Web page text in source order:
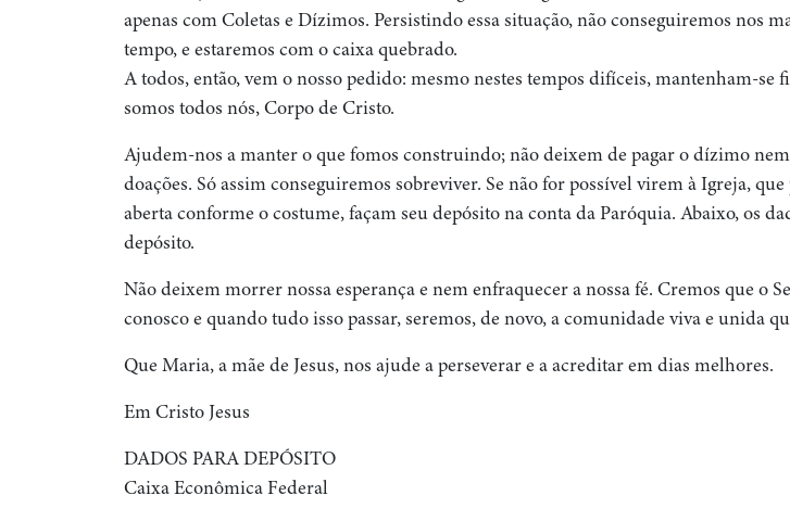
apenas com Coletas e Dízimos. Persistindo essa situação, não conseguiremos nos
tempo, e estaremos com o caixa quebrado.
A todos, então, vem o nosso pedido: mesmo nestes tempos difíceis, mantenham-se
somos todos nós, Corpo de Cristo.
Ajudem-nos a manter o que fomos construindo; não deixem de pagar o dízimo nem
doações. Só assim conseguiremos sobreviver. Se não for possível virem à Igreja,
aberta conforme o costume, façam seu depósito na conta da Paróquia. Abaixo, os
depósito.
Não deixem morrer nossa esperança e nem enfraquecer a nossa fé. Cremos que o
conosco e quando tudo isso passar, seremos, de novo, a comunidade viva e unida
Que Maria, a mãe de Jesus, nos ajude a perseverar e a acreditar em dias melhores.
Em Cristo Jesus
DADOS PARA DEPÓSITO
Caixa Econômica Federal